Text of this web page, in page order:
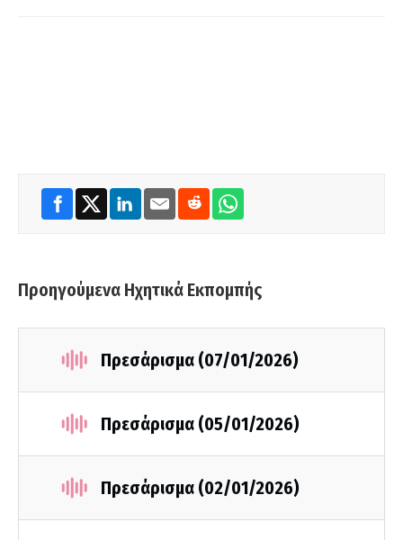
Προηγούμενα Ηχητικά Εκπομπής
Πρεσάρισμα (07/01/2026)
Πρεσάρισμα (05/01/2026)
Πρεσάρισμα (02/01/2026)